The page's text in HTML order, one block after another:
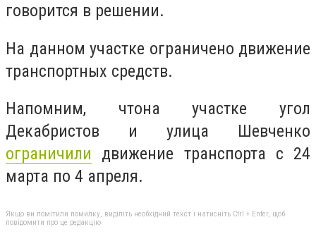
говорится в решении.
На данном участке ограничено движение
транспортных средств.
Напомним, чтона участке угол
Декабристов и улица Шевченко
ограничили движение транспорта с 24
марта по 4 апреля.
Якщо ви помітили помилку, виділіть необхідний текст і натисніть Ctrl + Enter, щоб
повідомити про це редакцію